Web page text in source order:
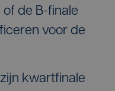
de B-finale
voor de
kwartfinale